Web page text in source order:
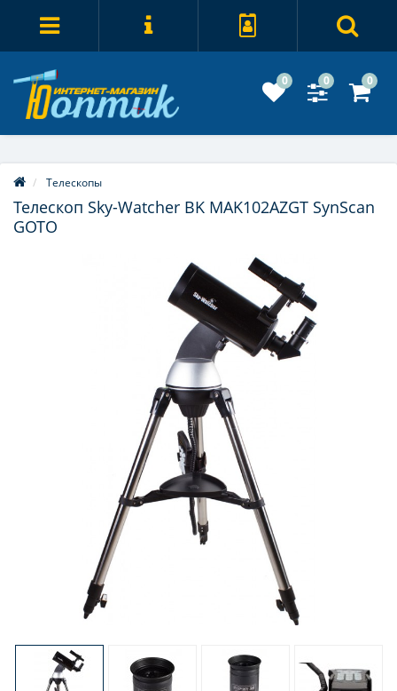
0 0 0
Телескопы
Телескоп Sky-Watcher BK MAK102AZGT SynScan
GOTO